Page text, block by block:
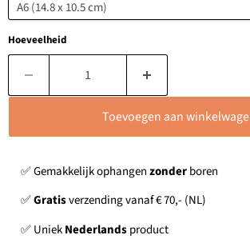
Hoeveelheid
Toevoegen aan
✅ Gemakkelijk ophangenzonderboren
✅Gratisverzending vanaf € 70,- (NL)
✅ UniekNederlandsproduct